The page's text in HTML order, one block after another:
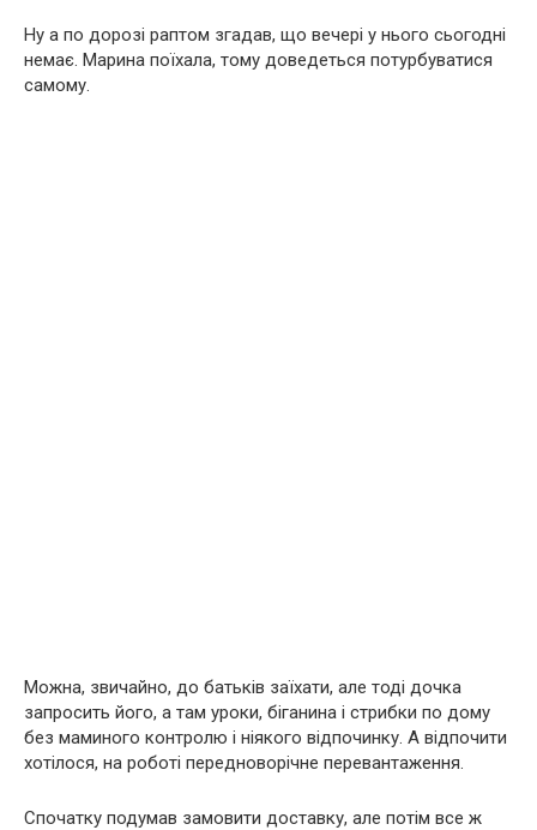
Ну а по дорозі раптом згадав, що вечері у нього сьогодні
немає. Марина поїхала, тому доведеться потурбуватися
самому.
Можна, звичайно, до батьків заїхати, але тоді дочка
запросить його, а там уроки, біганина і стрибки по дому
без маминого контролю і ніякого відпочинку. А відпочити
хотілося, на роботі передноворічне перевантаження.
Спочатку подумав замовити доставку, але потім все ж